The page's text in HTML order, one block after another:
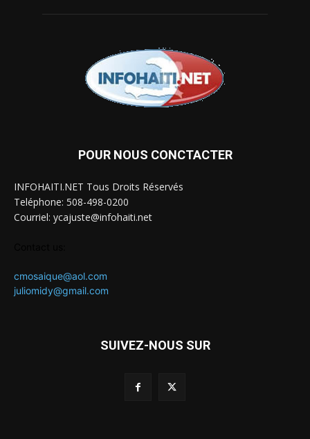
POUR NOUS CONCTACTER
INFOHAITI.NET Tous Droits Réservés
Teléphone: 508-498-0200
Courriel: ycajuste@infohaiti.net
cmosaique@aol.com
juliomidy@gmail.com
SUIVEZ-NOUS SUR